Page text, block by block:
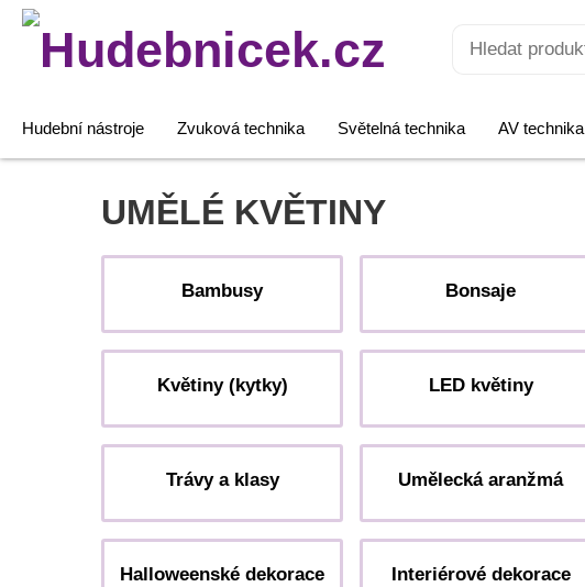
Hledat:
Hudební nástroje Zvuková technika Světelná technika AV technika
UMĚLÉ KVĚTINY
Bambusy Bonsaje
Květiny (kytky) LED květiny
Trávy a klasy Umělecká aranžmá
Halloweenské dekorace Interiérové dekorace